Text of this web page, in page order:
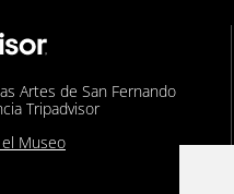
Artes de San Fernando
Tripadvisor
Museo